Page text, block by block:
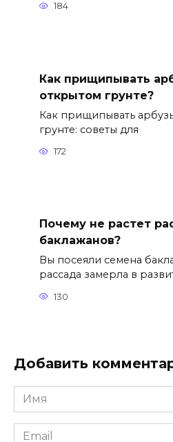
184
Как прищипывать
открытом грунте?
Как прищипывать
грунте: советы для
172
Почему не растет
баклажанов?
Вы посеяли семена
рассада замерла в
130
Добавить
Имя
*
Email